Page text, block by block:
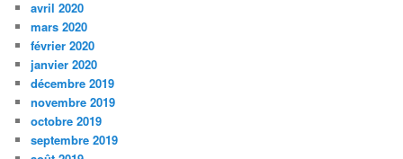
avril 2020
mars 2020
février 2020
janvier 2020
décembre 2019
novembre 2019
octobre 2019
septembre 2019